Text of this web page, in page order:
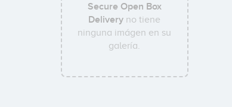
Secure Open Box
Delivery no tiene
ninguna imágen en su
galería.